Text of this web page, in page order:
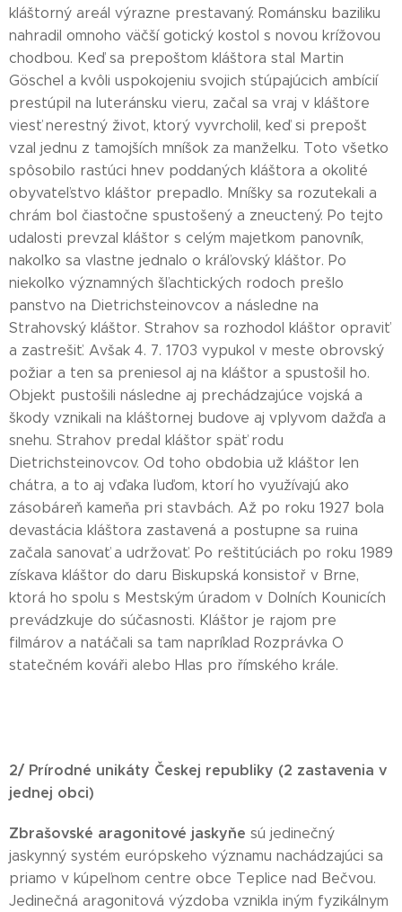
kláštorný areál výrazne prestavaný. Románsku baziliku
nahradil omnoho väčší gotický kostol s novou krížovou
chodbou. Keď sa prepoštom kláštora stal Martin
Göschel a kvôli uspokojeniu svojich stúpajúcich ambícií
prestúpil na luteránsku vieru, začal sa vraj v kláštore
viesť nerestný život, ktorý vyvrcholil, keď si prepošt
vzal jednu z tamojších mníšok za manželku. Toto všetko
spôsobilo rastúci hnev poddaných kláštora a okolité
obyvateľstvo kláštor prepadlo. Mníšky sa rozutekali a
chrám bol čiastočne spustošený a zneuctený. Po tejto
udalosti prevzal kláštor s celým majetkom panovník,
nakoľko sa vlastne jednalo o kráľovský kláštor. Po
niekoľko významných šľachtických rodoch prešlo
panstvo na Dietrichsteinovcov a následne na
Strahovský kláštor. Strahov sa rozhodol kláštor opraviť
a zastrešiť. Avšak 4. 7. 1703 vypukol v meste obrovský
požiar a ten sa preniesol aj na kláštor a spustošil ho.
Objekt pustošili následne aj prechádzajúce vojská a
škody vznikali na kláštornej budove aj vplyvom dažďa a
snehu. Strahov predal kláštor späť rodu
Dietrichsteinovcov. Od toho obdobia už kláštor len
chátra, a to aj vďaka ľuďom, ktorí ho využívajú ako
zásobáreň kameňa pri stavbách. Až po roku 1927 bola
devastácia kláštora zastavená a postupne sa ruina
začala sanovať a udržovať. Po reštitúciách po roku 1989
získava kláštor do daru Biskupská konsistoř v Brne,
ktorá ho spolu s Mestským úradom v Dolních Kounicích
prevádzkuje do súčasnosti. Kláštor je rajom pre
filmárov a natáčali sa tam napríklad Rozprávka O
statečném kováři alebo Hlas pro římského krále.
2/ Prírodné unikáty Českej republiky (2 zastavenia v
jednej obci)
Zbrašovské aragonitové jaskyňe sú jedinečný
jaskynný systém európskeho významu nachádzajúci sa
priamo v kúpeľnom centre obce Teplice nad Bečvou.
Jedinečná aragonitová výzdoba vznikla iným fyzikálnym